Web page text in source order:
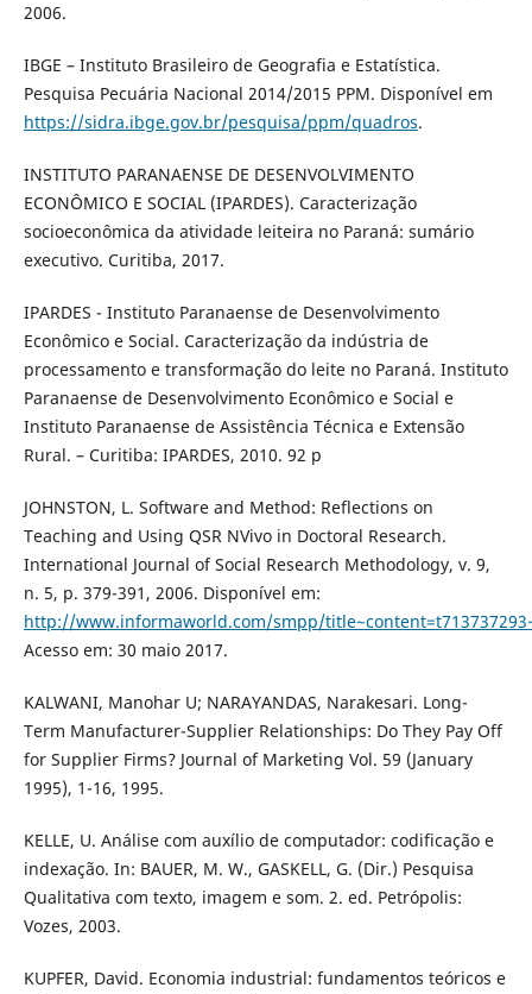
2006.
IBGE – Instituto Brasileiro de Geografia e Estatística.
Pesquisa Pecuária Nacional 2014/2015 PPM. Disponível em
https://sidra.ibge.gov.br/pesquisa/ppm/quadros.
INSTITUTO PARANAENSE DE DESENVOLVIMENTO
ECONÔMICO E SOCIAL (IPARDES). Caracterização
socioeconômica da atividade leiteira no Paraná: sumário
executivo. Curitiba, 2017.
IPARDES - Instituto Paranaense de Desenvolvimento
Econômico e Social. Caracterização da indústria de
processamento e transformação do leite no Paraná. Instituto
Paranaense de Desenvolvimento Econômico e Social e
Instituto Paranaense de Assistência Técnica e Extensão
Rural. – Curitiba: IPARDES, 2010. 92 p
JOHNSTON, L. Software and Method: Reflections on
Teaching and Using QSR NVivo in Doctoral Research.
International Journal of Social Research Methodology, v. 9,
n. 5, p. 379-391, 2006. Disponível em:
http://www.informaworld.com/smpp/
Acesso em: 30 maio 2017.
KALWANI, Manohar U; NARAYANDAS, Narakesari. Long-
Term Manufacturer-Supplier Relationships: Do They Pay Off
for Supplier Firms? Journal of Marketing Vol. 59 (January
1995), 1-16, 1995.
KELLE, U. Análise com auxílio de computador: codificação e
indexação. In: BAUER, M. W., GASKELL, G. (Dir.) Pesquisa
Qualitativa com texto, imagem e som. 2. ed. Petrópolis:
Vozes, 2003.
KUPFER, David. Economia industrial: fundamentos teóricos e